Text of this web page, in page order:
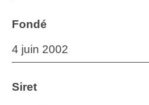
Fondé
4 juin 2002
Siret